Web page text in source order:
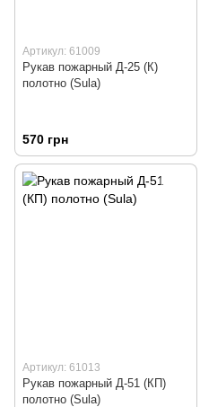
Артикул: 61009
Рукав пожарный Д-25 (К)
полотно (Sula)
570 грн
Артикул: 61013
Рукав пожарный Д-51 (КП)
полотно (Sula)